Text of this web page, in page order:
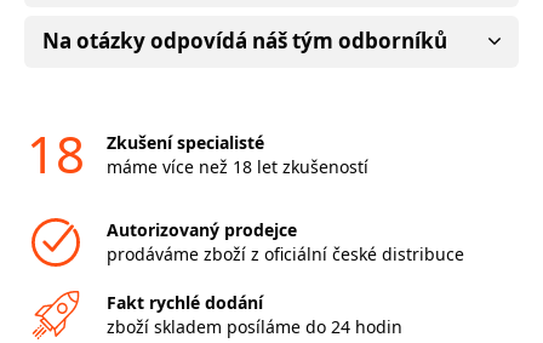
Na otázky odpovídá náš tým odborníků
18
Zkušení specialisté
máme více než 18 let zkušeností
Autorizovaný prodejce
prodáváme zboží z oficiální české distribuce
Fakt rychlé dodání
zboží skladem posíláme do 24 hodin